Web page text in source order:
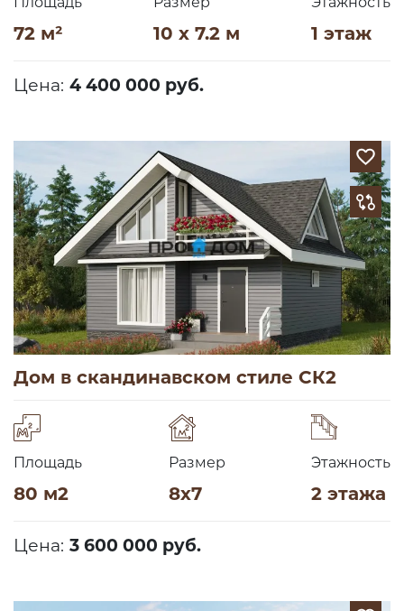
72 м² 10 x 7.2 м 1 этаж
Цена: 4 400 000 руб.
Дом в скандинавском стиле СК2
Площадь
80 м2
Размер
8х7
Этажность
2 этажа
Цена: 3 600 000 руб.